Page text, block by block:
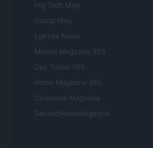
Hig Tech Mag
Scoop Mag
Lgbtqia News
Motors Magazine 365
Day Travel 365
Home Magazine 365
Cineverse Magazine
SecondHomeMagazine